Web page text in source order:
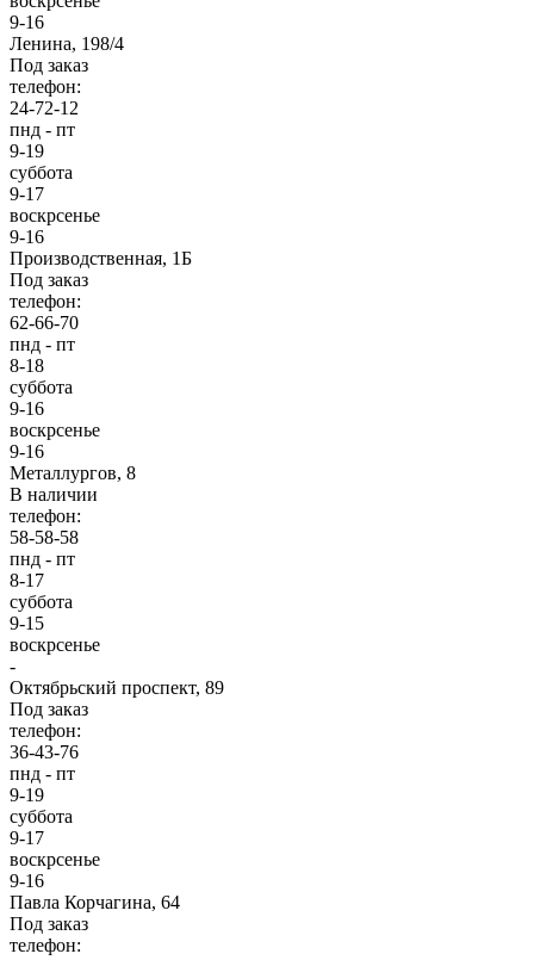
9-16
Ленина, 198/4
Под заказ
телефон:
24-72-12
пнд - пт
9-19
суббота
9-17
воскрсенье
9-16
Производственная, 1Б
Под заказ
телефон:
62-66-70
пнд - пт
8-18
суббота
9-16
воскрсенье
9-16
Металлургов, 8
В наличии
телефон:
58-58-58
пнд - пт
8-17
суббота
9-15
воскрсенье
-
Октябрьский проспект, 89
Под заказ
телефон:
36-43-76
пнд - пт
9-19
суббота
9-17
воскрсенье
9-16
Павла Корчагина, 64
Под заказ
телефон: